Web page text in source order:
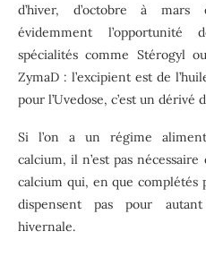
d’hiver, d’octobre à
évidemment l’opportunité
spécialités comme Stérogyl
ZymaD : l’excipient est de
pour l’Uvedose, c’est un dérivé
Si l’on a un régime
calcium, il n’est pas
calcium qui, en que complétés
dispensent pas pour
hivernale.